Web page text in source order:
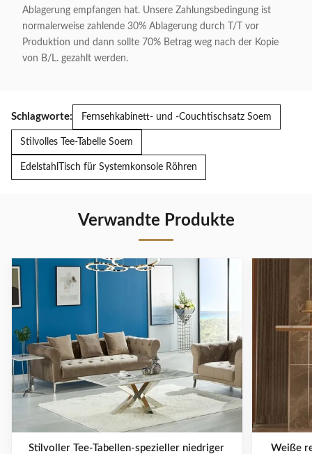
Ablagerung empfangen hat. Unsere Zahlungsbedingung ist
normalerweise zahlende 30% Ablagerung durch T/T vor
Produktion und dann sollte 70% Betrag weg nach der Kopie
von B/L. gezahlt werden.
Schlagworte: Fernsehkabinett- und -Couchtischsatz Soem
Stilvolles Tee-Tabelle Soem
EdelstahlTisch für Systemkonsole Röhren
Verwandte Produkte
Stilvoller Tee-Tabellen-spezieller niedriger
Weiße